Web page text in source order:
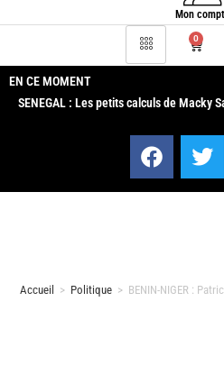
Mon
0
EN CE MOMENT
SENEGAL : Les petits calculs de Macky
Accueil > Politique > BENIN-NIGER :